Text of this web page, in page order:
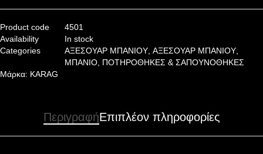
Product code
4501
Availability
In stock
Categories
ΑΞΕΣΟΥΑΡ ΜΠΑΝΙΟΥ, ΑΞΕΣΟΥΑΡ ΜΠΑΝΙΟΥ,
ΜΠΑΝΙΟ, ΠΟΤΗΡΟΘΗΚΕΣ & ΣΑΠΟΥΝΟΘΗΚΕΣ
Μάρκα: KARAG
ΠεριγραφήΕπιπλέον πληροφορίες